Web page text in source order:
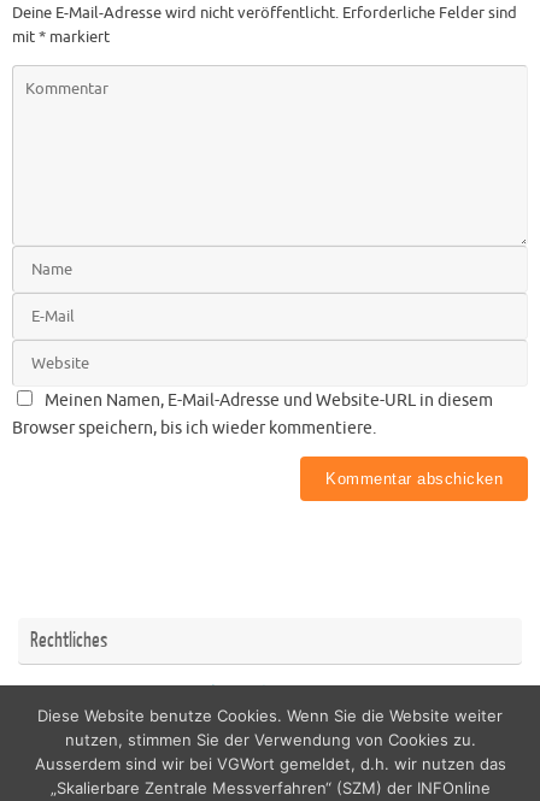
Deine E-Mail-Adresse wird nicht veröffentlicht. Erforderliche Felder sind
mit* markiert
Meinen Namen, E-Mail-Adresse und Website-URL in diesem
Browser speichern, bis ich wieder kommentiere.
Rechtliches
Impressum Datenschutzerklärung
Diese Website benutze Cookies. Wenn Sie die Website weiter
nutzen, stimmen Sie der Verwendung von Cookies zu.
Ausserdem sind wir bei VGWort gemeldet, d.h. wir nutzen das
„Skalierbare Zentrale Messverfahren“ (SZM) der INFOnline